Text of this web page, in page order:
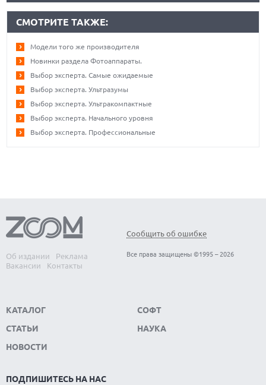
СМОТРИТЕ ТАКЖЕ:
Модели того же производителя
Новинки раздела Фотоаппараты.
Выбор эксперта. Самые ожидаемые
Выбор эксперта. Ультразумы
Выбор эксперта. Ультракомпактные
Выбор эксперта. Начального уровня
Выбор эксперта. Профессиональные
Об издании
Реклама
Вакансии
Контакты
Сообщить об ошибке
Все права защищены ©1995 – 2026
КАТАЛОГ
СТАТЬИ
НОВОСТИ
СОФТ
НАУКА
ПОДПИШИТЕСЬ НА НАС